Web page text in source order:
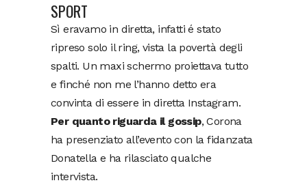
SPORT
Sì eravamo in diretta, infatti é stato
ripreso solo il ring, vista la povertà degli
spalti. Un maxi schermo proiettava tutto
e finché non me l’hanno detto era
convinta di essere in diretta Instagram.
Per quanto riguarda il gossip, Corona
ha presenziato all’evento con la fidanzata
Donatella e ha rilasciato qualche
intervista.